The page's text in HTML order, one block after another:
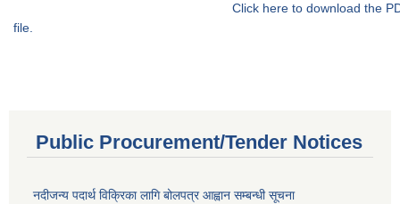
Click here to download the
file.
Public Procurement/Tender Notices
नदीजन्य पदार्थ विक्रिका लागि बोलपत्र आह्वान सम्बन्धी सूचना